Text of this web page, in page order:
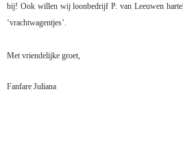
bij! Ook willen wij loonbedrijf P. van Leeuwen
‘vrachtwagentjes’.
Met vriendelijke groet,
Fanfare Juliana